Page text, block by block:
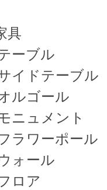
具
ーブル
イドテーブル
ルゴール
ニュメント
ラワーポール
ォール
ロア